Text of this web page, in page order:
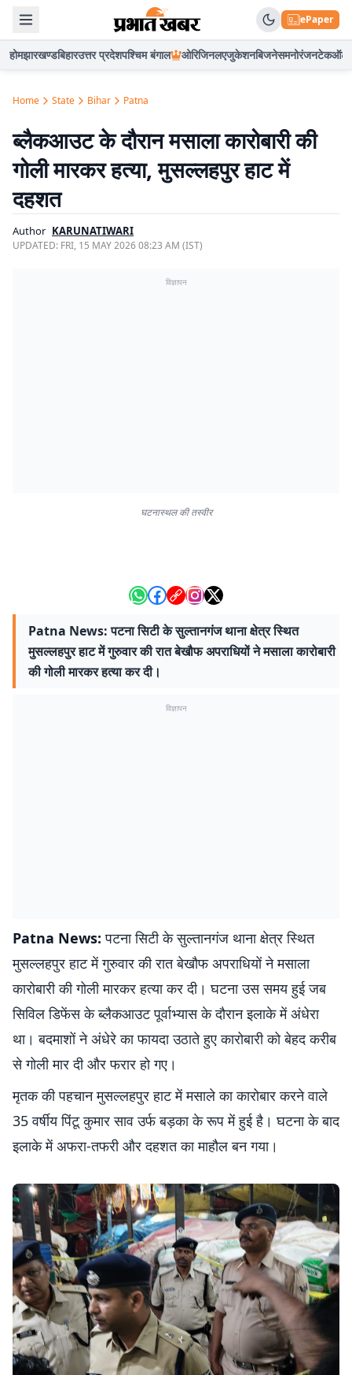
ePaper
होमझारखण्डबिहारउत्तर प्रदेशपश्चिम बंगाल ओरिजिनलएजुकेशनबिजनेसमनोरंजनटेकऑटो
Home State Bihar Patna
ब्लैकआउट के दौरान मसाला कारोबारी की
गोली मारकर हत्या, मुसल्लहपुर हाट में
दहशत
Author KARUNATIWARI
UPDATED: FRI, 15 MAY 2026 08:23 AM (IST)
विज्ञापन
घटनास्थल की तस्वीर
Patna News: पटना सिटी के सुल्तानगंज थाना क्षेत्र स्थित
मुसल्लहपुर हाट में गुरुवार की रात बेखौफ अपराधियों ने मसाला कारोबारी
की गोली मारकर हत्या कर दी।
विज्ञापन
Patna News: पटना सिटी के सुल्तानगंज थाना क्षेत्र स्थित
मुसल्लहपुर हाट में गुरुवार की रात बेखौफ अपराधियों ने मसाला
कारोबारी की गोली मारकर हत्या कर दी। घटना उस समय हुई जब
सिविल डिफेंस के ब्लैकआउट पूर्वाभ्यास के दौरान इलाके में अंधेरा
था। बदमाशों ने अंधेरे का फायदा उठाते हुए कारोबारी को बेहद करीब
से गोली मार दी और फरार हो गए।
मृतक की पहचान मुसल्लहपुर हाट में मसाले का कारोबार करने वाले
35 वर्षीय पिंटू कुमार साव उर्फ बड़का के रूप में हुई है। घटना के बाद
इलाके में अफरा-तफरी और दहशत का माहौल बन गया।